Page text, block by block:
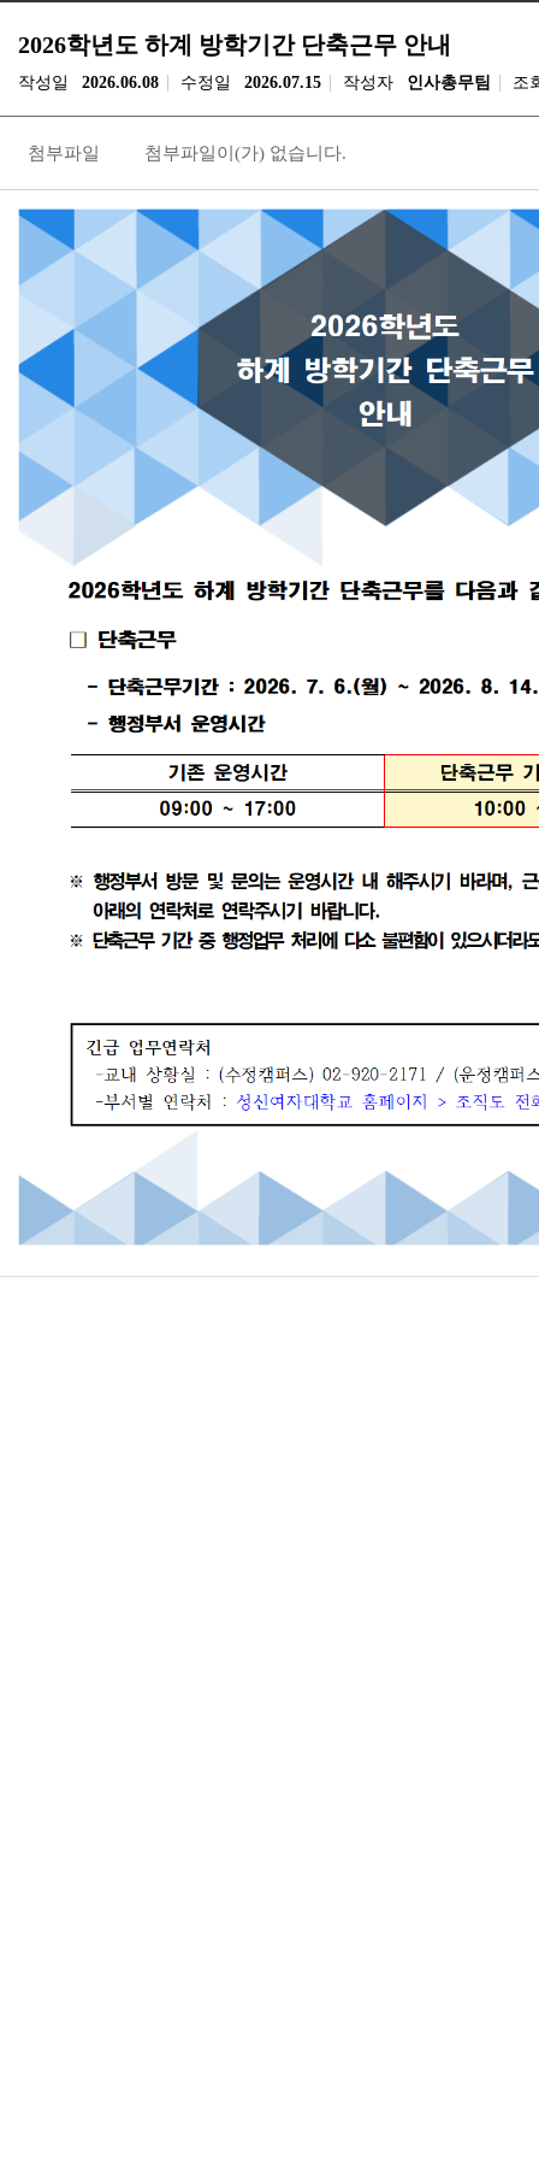
2026학년도 하계 방학기간 단축근무 안내
작성일 2026.06.08 수정일 2026.07.15 작성자 인사총무팀 조
첨부파일 첨부파일이(가) 없습니다.